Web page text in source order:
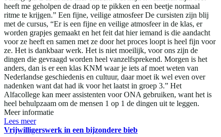
heeft me geholpen de draad op te pikken en een beetje normaal
ritme te krijgen.” Een fijne, veilige atmosfeer De cursisten zijn blij
met de cursus, “Er is een fijne en veilige atmosfeer in de klas, er
worden grapjes gemaakt en het feit dat hier iemand is die aandacht
voor ze heeft en samen met ze door het proces loopt is heel fijn voor
ze. Het is dankbaar werk. Het is niet moeilijk, voor ons zijn de
dingen die gevraagd worden heel vanzelfsprekend. Morgen is het
anders, dan is er een klas KNM waar je iets af moet weten van
Nederlandse geschiedenis en cultuur, daar moet ik wel even over
nadenken want dat had ik voor het laatst in groep 3.” Het
Alfacollege kan meer assistenten voor ONA gebruiken, want het is
heel behulpzaam om de mensen 1 op 1 de dingen uit te leggen.
Meer informatie
Lees meer
Vrijwilligerswerk in een bijzondere bieb